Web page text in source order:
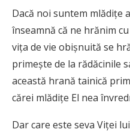
Dacă noi suntem mlădiţe
înseamnă că ne hrănim
viţa de vie obişnuită se
primeşte de la rădăcinile
această hrană tainică
cărei mlădiţe El nea
Dar care este seva Viţei